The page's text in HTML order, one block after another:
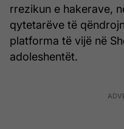
rrezikun e hakerave,
qytetarëve të
platforma të vijë në
adoleshentët.